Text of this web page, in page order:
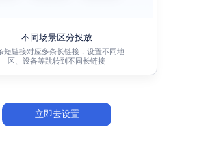
不同场景区分投放
短链接对应多条长链接，设置不同地
区、设备等跳转到不同长链接
立即去设置